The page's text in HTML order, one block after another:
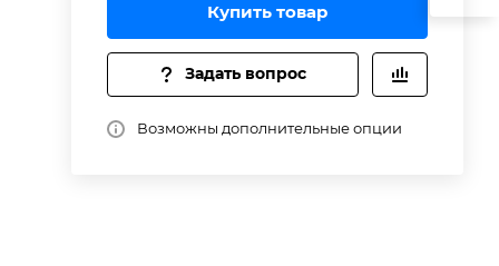
Купить товар
Задать вопрос
Возможны дополнительные опции